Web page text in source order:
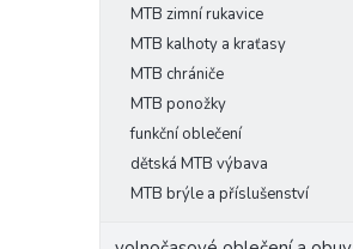
MTB zimní rukavice
MTB kalhoty a kraťasy
MTB chrániče
MTB ponožky
funkční oblečení
dětská MTB výbava
MTB brýle a příslušenství